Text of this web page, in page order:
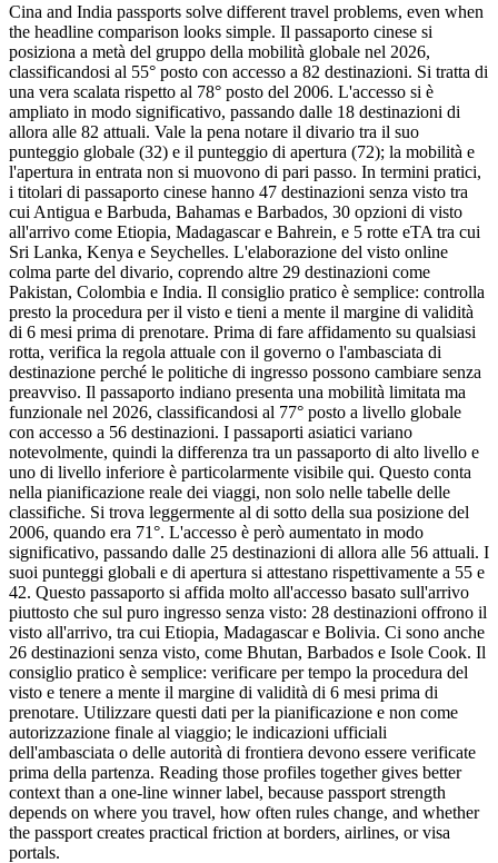
Cina and India passports solve different travel problems, even when
the headline comparison looks simple. Il passaporto cinese si
posiziona a metà del gruppo della mobilità globale nel 2026,
classificandosi al 55° posto con accesso a 82 destinazioni. Si tratta di
una vera scalata rispetto al 78° posto del 2006. L'accesso si è
ampliato in modo significativo, passando dalle 18 destinazioni di
allora alle 82 attuali. Vale la pena notare il divario tra il suo
punteggio globale (32) e il punteggio di apertura (72); la mobilità e
l'apertura in entrata non si muovono di pari passo. In termini pratici,
i titolari di passaporto cinese hanno 47 destinazioni senza visto tra
cui Antigua e Barbuda, Bahamas e Barbados, 30 opzioni di visto
all'arrivo come Etiopia, Madagascar e Bahrein, e 5 rotte eTA tra cui
Sri Lanka, Kenya e Seychelles. L'elaborazione del visto online
colma parte del divario, coprendo altre 29 destinazioni come
Pakistan, Colombia e India. Il consiglio pratico è semplice: controlla
presto la procedura per il visto e tieni a mente il margine di validità
di 6 mesi prima di prenotare. Prima di fare affidamento su qualsiasi
rotta, verifica la regola attuale con il governo o l'ambasciata di
destinazione perché le politiche di ingresso possono cambiare senza
preavviso. Il passaporto indiano presenta una mobilità limitata ma
funzionale nel 2026, classificandosi al 77° posto a livello globale
con accesso a 56 destinazioni. I passaporti asiatici variano
notevolmente, quindi la differenza tra un passaporto di alto livello e
uno di livello inferiore è particolarmente visibile qui. Questo conta
nella pianificazione reale dei viaggi, non solo nelle tabelle delle
classifiche. Si trova leggermente al di sotto della sua posizione del
2006, quando era 71°. L'accesso è però aumentato in modo
significativo, passando dalle 25 destinazioni di allora alle 56 attuali. I
suoi punteggi globali e di apertura si attestano rispettivamente a 55 e
42. Questo passaporto si affida molto all'accesso basato sull'arrivo
piuttosto che sul puro ingresso senza visto: 28 destinazioni offrono il
visto all'arrivo, tra cui Etiopia, Madagascar e Bolivia. Ci sono anche
26 destinazioni senza visto, come Bhutan, Barbados e Isole Cook. Il
consiglio pratico è semplice: verificare per tempo la procedura del
visto e tenere a mente il margine di validità di 6 mesi prima di
prenotare. Utilizzare questi dati per la pianificazione e non come
autorizzazione finale al viaggio; le indicazioni ufficiali
dell'ambasciata o delle autorità di frontiera devono essere verificate
prima della partenza. Reading those profiles together gives better
context than a one-line winner label, because passport strength
depends on where you travel, how often rules change, and whether
the passport creates practical friction at borders, airlines, or visa
portals.